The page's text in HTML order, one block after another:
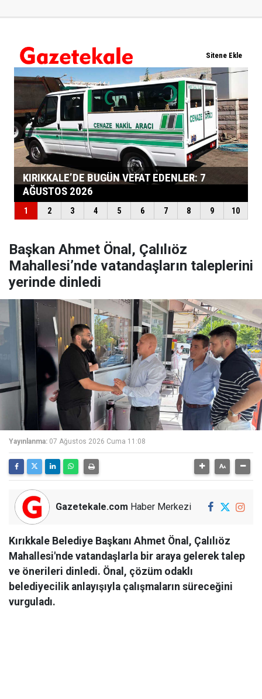
Başkan Ahmet Önal, Çalılıöz
Mahallesi’nde vatandaşların taleplerini
yerinde dinledi
Yayınlanma: 07 Ağustos 2026 Cuma 11:08
Gazetekale.com Haber Merkezi
Kırıkkale Belediye Başkanı Ahmet Önal, Çalılıöz
Mahallesi'nde vatandaşlarla bir araya gelerek talep
ve önerileri dinledi. Önal, çözüm odaklı
belediyecilik anlayışıyla çalışmaların süreceğini
vurguladı.